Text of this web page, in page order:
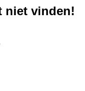
niet vinden!